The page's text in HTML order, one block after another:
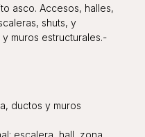
asco. Accesos, halles,
shuts, y
muros estructurales.-
ductos y muros
escalera, hall, zona